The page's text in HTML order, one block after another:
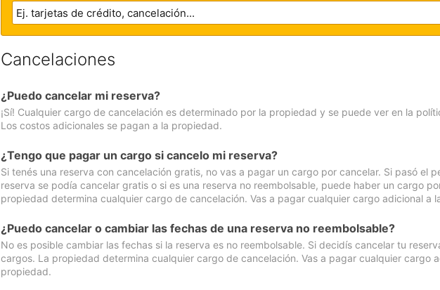
Cancelaciones
¿Puedo cancelar mi reserva?
¡Sí! Cualquier cargo de cancelación es determinado por la propiedad y se puede ver en la
Los costos adicionales se pagan a la propiedad.
¿Tengo que pagar un cargo si cancelo mi reserva?
Si tenés una reserva con cancelación gratis, no vas a pagar un cargo por cancelar. Si pasó el
reserva se podía cancelar gratis o si es una reserva no reembolsable, puede haber un cargo
propiedad determina cualquier cargo de cancelación. Vas a pagar cualquier cargo adicional a
¿Puedo cancelar o cambiar las fechas de una reserva no reembolsable?
No es posible cambiar las fechas si la reserva es no reembolsable. Si decidís cancelar tu
cargos. La propiedad determina cualquier cargo de cancelación. Vas a pagar cualquier cargo
propiedad.